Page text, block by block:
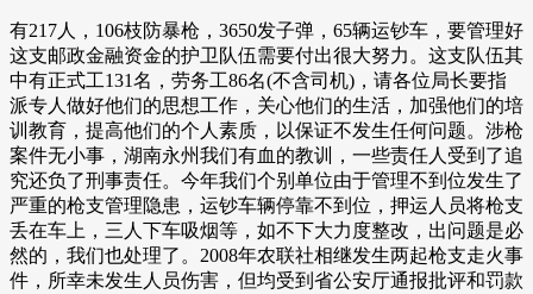
有217人，106枝防暴枪，3650发子弹，65辆运钞车，要管理好
这支邮政金融资金的护卫队伍需要付出很大努力。这支队伍其
中有正式工131名，劳务工86名(不含司机)，请各位局长要指
派专人做好他们的思想工作，关心他们的生活，加强他们的培
训教育，提高他们的个人素质，以保证不发生任何问题。涉枪
案件无小事，湖南永州我们有血的教训，一些责任人受到了追
究还负了刑事责任。今年我们个别单位由于管理不到位发生了
严重的枪支管理隐患，运钞车辆停靠不到位，押运人员将枪支
丢在车上，三人下车吸烟等，如不下大力度整改，出问题是必
然的，我们也处理了。2008年农联社相继发生两起枪支走火事
件，所幸未发生人员伤害，但均受到省公安厅通报批评和罚款